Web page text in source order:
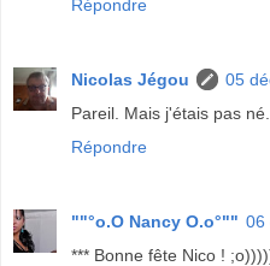
Répondre
Nicolas Jégou
05
Pareil. Mais j'étais pas né.
Répondre
""°o.O Nancy O.o°"" 06
*** Bonne fête Nico !